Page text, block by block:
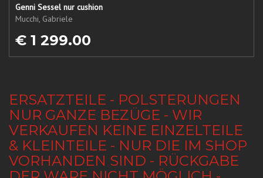
Genni Sessel nur cushion
Mucchi, Gabriele
€ 1 299.00
ERSATZTEILE - POLSTERUNGEN
NUR GANZE BEZÜGE - WIR
VERKAUFEN KEINE EINZELTEILE
& KLEINTEILE - NUR DIE IM SHOP
VORHANDEN SIND - RÜCKGABE